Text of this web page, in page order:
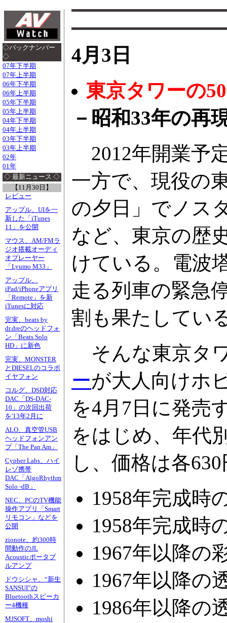
◇バックナンバー
◇
07年下半期
07年上半期
06年下半期
06年上半期
05年下半期
05年上半期
04年下半期
04年上半期
03年下半期
03年上半期
02年
01年
◇ 最新ニュース ◇
【11月30日】
レビュー
アップル、UIを一
新した「iTunes
11」を公開
マウス、AM/FMラ
ジオ搭載オーディ
オプレーヤー
「Lyumo M33」
アップル、
iPad/iPhoneアプリ
「Remote」を新
iTunesに対応
完実、beats by
dr.dreのヘッドフォ
ン「Beats Solo
HD」に新色
完実、MONSTER
とDIESELのコラボ
イヤフォン
コルグ、DSD対応
DAC「DS-DAC-
10」の次回出荷
を'13年2月に
ALO、真空管USB
ヘッドフォンアン
プ「The Pan Am」
Cypher Labs、ハイ
レゾ携帯
DAC「AlgoRhythm
Solo -dB」
NEC、PCのTV機能
操作アプリ「Smart
リモコン」などを
公開
zionote、約300時
間動作のJL
Acousticポータブ
ルアンプ
ドウシシャ、“新生
SANSUI”の
Bluetoothスピーカ
ー4機種
MJSOFT、moshi
4月3日
東京タワーの
－昭和33年の再
2012年開業予
一方で、現役の
の夕日」でノス
など、東京の歴
けている。電波
走る列車の緊急
割も果たしてい
そんな東京タ
ーが大人向けホ
を4月7日に発売
をはじめ、年代
し、価格は各
1958年完成時
1958年完成時
1967年以降の
1967年以降の
1986年以降の